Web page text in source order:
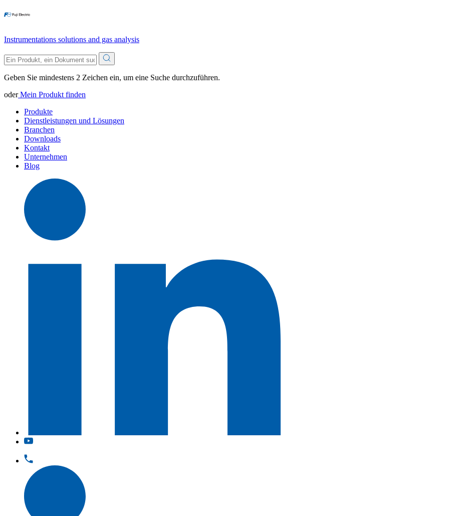
Instrumentations solutions and gas analysis
Geben Sie mindestens 2 Zeichen ein, um eine Suche durchzuführen.
oderMein Produkt finden
Produkte
Dienstleistungen und Lösungen
Branchen
Downloads
Kontakt
Unternehmen
Blog